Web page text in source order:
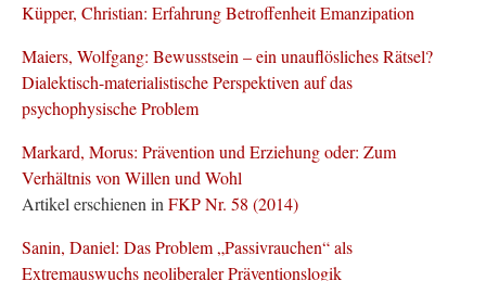
Küpper, Christian: Erfahrung Betroffenheit Emanzipation
Maiers, Wolfgang: Bewusstsein – ein unauflösliches Rätsel?
Dialektisch-materialistische Perspektiven auf das
psychophysische Problem
Markard, Morus: Prävention und Erziehung oder: Zum
Verhältnis von Willen und Wohl
Artikel erschienen in FKP Nr. 58 (2014)
Sanin, Daniel: Das Problem „Passivrauchen“ als
Extremauswuchs neoliberaler Präventionslogik